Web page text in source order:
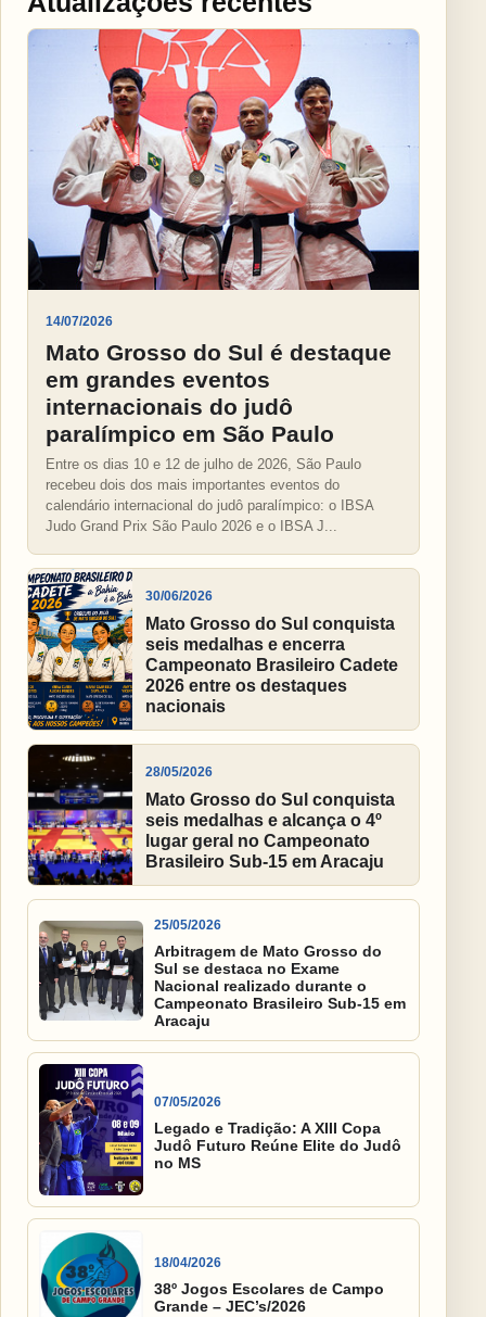
14/07/2026
Mato Grosso do Sul é destaque
em grandes eventos
internacionais do judô
paralímpico em São Paulo
Entre os dias 10 e 12 de julho de 2026, São Paulo
recebeu dois dos mais importantes eventos do
calendário internacional do judô paralímpico: o IBSA
Judo Grand Prix São Paulo 2026 e o IBSA J...
30/06/2026
Mato Grosso do Sul conquista
seis medalhas e encerra
Campeonato Brasileiro Cadete
2026 entre os destaques
nacionais
28/05/2026
Mato Grosso do Sul conquista
seis medalhas e alcança o 4º
lugar geral no Campeonato
Brasileiro Sub-15 em Aracaju
25/05/2026
Arbitragem de Mato Grosso do
Sul se destaca no Exame
Nacional realizado durante o
Campeonato Brasileiro Sub-15 em
Aracaju
07/05/2026
Legado e Tradição: A XIII Copa
Judô Futuro Reúne Elite do Judô
no MS
18/04/2026
38º Jogos Escolares de Campo
Grande – JEC’s/2026